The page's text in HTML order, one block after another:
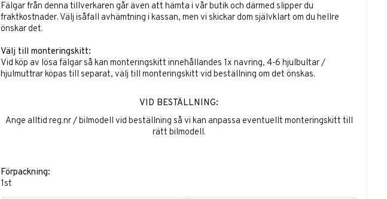
Fälgar från denna tillverkaren går även att hämta i vår butik och därmed slipper du
fraktkostnader. Välj isåfall avhämtning i kassan, men vi skickar dom självklart om du hellre
önskar det.
Välj till monteringskitt:
Vid köp av lösa fälgar så kan monteringskitt innehållandes 1x navring, 4-6 hjulbultar /
hjulmuttrar köpas till separat, välj till monteringskitt vid beställning om det önskas.
VID BESTÄLLNING:
Ange alltid reg.nr / bilmodell vid beställning så vi kan anpassa eventuellt monteringskitt till
rätt bilmodell.
Förpackning:
1st